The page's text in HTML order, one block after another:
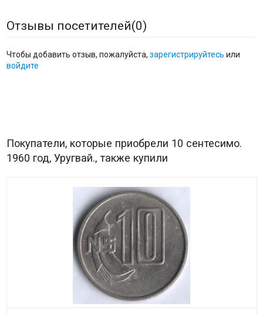
Отзывы посетителей(0)
Чтобы добавить отзыв, пожалуйста, зарегистрируйтесь или
войдите
Покупатели, которые приобрели 10 сентесимо.
1960 год, Уругвай., также купили